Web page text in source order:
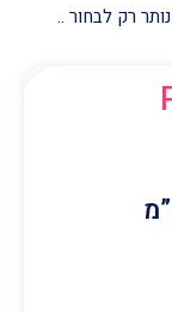
רק לבחור ..